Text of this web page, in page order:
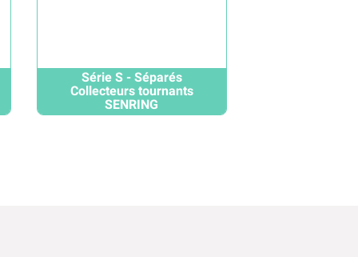
Série S - Séparés
Collecteurs tournants
SENRING